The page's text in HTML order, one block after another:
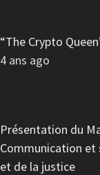
“The Crypto
4 ans ago
Présentation du
Communication
et de la justice